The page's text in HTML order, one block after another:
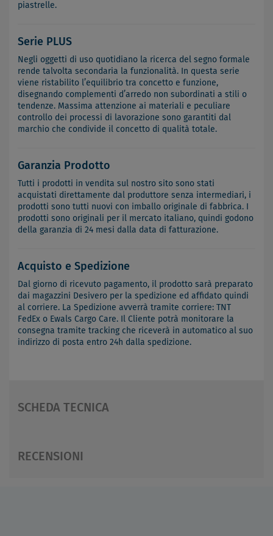
piastrelle.
Serie PLUS
Negli oggetti di uso quotidiano la ricerca del segno formale
rende talvolta secondaria la funzionalità. In questa serie
viene ristabilito l’equilibrio tra concetto e funzione,
disegnando complementi d’arredo non subordinati a stili o
tendenze. Massima attenzione ai materiali e peculiare
controllo dei processi di lavorazione sono garantiti dal
marchio che condivide il concetto di qualità totale.
Garanzia Prodotto
Tutti i prodotti in vendita sul nostro sito sono stati
acquistati direttamente dal produttore senza intermediari, i
prodotti sono tutti nuovi con imballo originale di fabbrica. I
prodotti sono originali per il mercato italiano, quindi godono
della garanzia di 24 mesi dalla data di fatturazione.
Acquisto e Spedizione
Dal giorno di ricevuto pagamento, il prodotto sarà preparato
dai magazzini Desivero per la spedizione ed affidato quindi
al corriere. La Spedizione avverrà tramite corriere: TNT
FedEx o Ewals Cargo Care. Il Cliente potrà monitorare la
consegna tramite tracking che riceverà in automatico al suo
indirizzo di posta entro 24h dalla spedizione.
SCHEDA TECNICA
RECENSIONI